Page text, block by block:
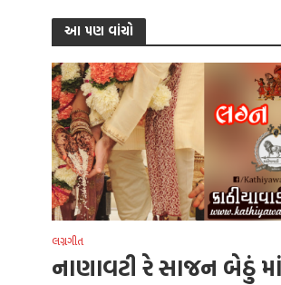
આ પણ વાંચો
લગ્નગીત
નાણાવટી રે સાજન બેઠું